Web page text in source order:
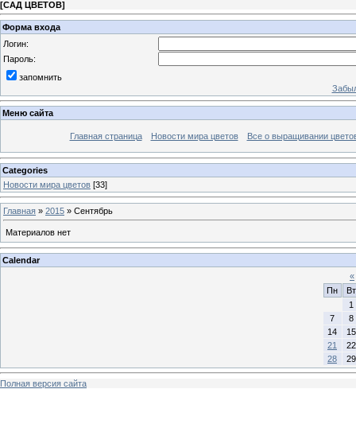
[САД ЦВЕТОВ]
Форма входа
Логин:
Пароль:
запомнить
Меню сайта
Главная страница Новости мира цветов Все о выращивании
Categories
Новости мира цветов [33]
Главная » 2015 » Сентябрь
Материалов нет
Calendar
«
Пн
Вт
1
7
8
14
15
21
22
28
29
Полная версия сайта